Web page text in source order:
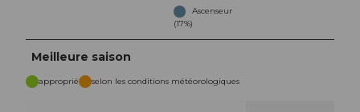
Ascenseur
(17%)
Meilleure saison
approprié selon les conditions météorologiques